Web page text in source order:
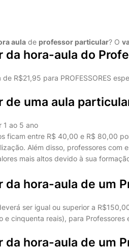
aula de professor particular? O
da hora-aula do
R$21,95 para PROFESSORES
de uma aula
1 ao 5 ano
ficam entre R$ 40,00 e R$ 80,00
Além disso, professores com
mais altos devido à sua
da hora-aula de um
ser igual ou superior a
e cinquenta reais), para Professores
da hora-aula de um